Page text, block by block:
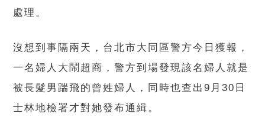
處理。
沒想到事隔兩天，台北市大同區警方今日獲報，
一名婦人大鬧超商，警方到場發現該名婦人就是
被長髮男踹飛的曾姓婦人，同時也查出9月30日
士林地檢署才對她發布通緝。